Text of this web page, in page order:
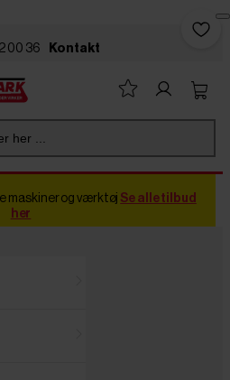
00 36 Kontakt
her ...
maskiner og værktøj Se alle tilbud
her